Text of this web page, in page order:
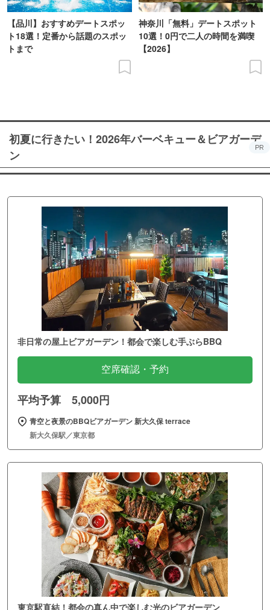
【品川】おすすめデートスポッ
ト18選！定番から話題のスポッ
トまで
神奈川「無料」デートスポット
10選！0円で二人の時間を満喫
【2026】
初夏に行きたい！2026年バーベキュー＆ビアガーデ
ン
PR
非日常の屋上ビアガーデン！都会で楽しむ手ぶらBBQ
空席確認・予約
平均予算 5,000円
青空と夜景のBBQビアガーデン 新大久保 terrace
新大久保駅／東京都
東京駅直結！都会の真ん中で楽しむ光のビアガーデン